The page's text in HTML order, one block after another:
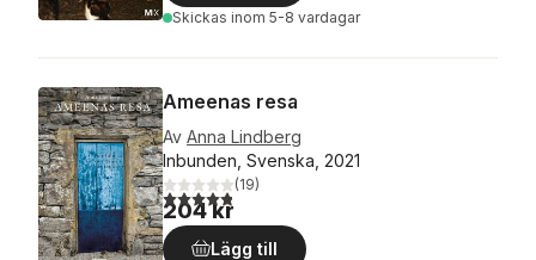
Skickas inom 5-8 vardagar
Ameenas resa
Av Anna Lindberg
Inbunden, Svenska, 2021
4,8utav 5 stjärnor. Totalt antal röster:
(19)
204 kr
Lägg till